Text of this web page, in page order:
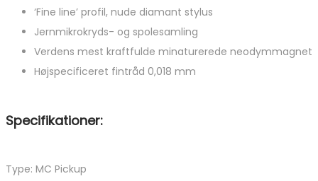
‘Fine line’ profil, nude diamant stylus
Jernmikrokryds- og spolesamling
Verdens mest kraftfulde minaturerede neodymmagnet
Højspecificeret fintråd 0,018 mm
Specifikationer:
Type: MC Pickup